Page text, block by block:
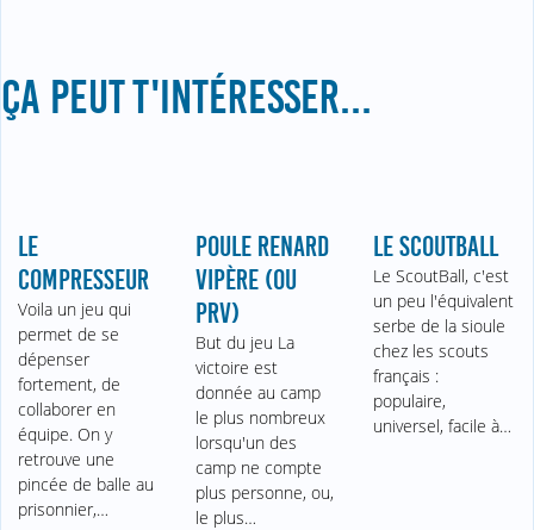
ÇA PEUT T'INTÉRESSER...
LE
COMPRESSEUR
Voila un jeu qui
permet de se
dépenser
fortement, de
collaborer en
équipe. On y
retrouve une
pincée de balle au
prisonnier,…
POULE RENARD
VIPÈRE (OU
PRV)
But du jeu La
victoire est
donnée au camp
le plus nombreux
lorsqu'un des
camp ne compte
plus personne, ou,
le plus…
LE SCOUTBALL
Le ScoutBall, c'est
un peu l'équivalent
serbe de la sioule
chez les scouts
français :
populaire,
universel, facile à…